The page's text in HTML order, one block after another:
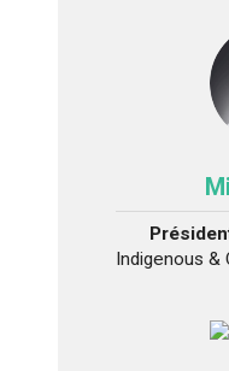
Indigenous